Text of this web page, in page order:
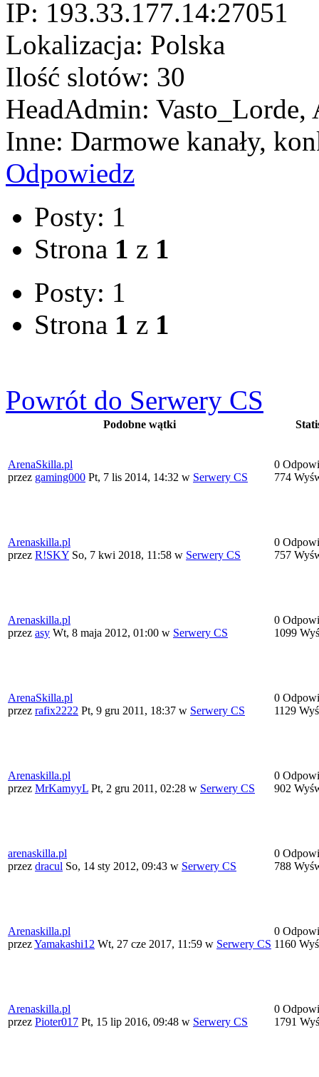
IP: 193.33.177.14:27051
Lokalizacja: Polska
Ilość slotów: 30
HeadAdmin:
Inne: Darmowe kanały,
Odpowiedz
Posty: 1
Strona 1 z 1
Posty: 1
Strona 1 z 1
Powrót do Serwery CS
Podobne wątki
ArenaSkilla.pl
przez gaming000 Pt, 7 lis 2014, 14:32 w Serwery CS
0
774
Arenaskilla.pl
przez R!SKY So, 7 kwi 2018, 11:58 w Serwery CS
0
757
Arenaskilla.pl
przez asy Wt, 8 maja 2012, 01:00 w Serwery CS
0
1099
ArenaSkilla.pl
przez rafix2222 Pt, 9 gru 2011, 18:37 w Serwery CS
0
1129
Arenaskilla.pl
przez MrKamyyL Pt, 2 gru 2011, 02:28 w Serwery CS
0
902
arenaskilla.pl
przez dracul So, 14 sty 2012, 09:43 w Serwery CS
0
788
Arenaskilla.pl
przezYamakashi12 Wt, 27 cze 2017, 11:59 w Serwery CS
0
1160
Arenaskilla.pl
przez Pioter017 Pt, 15 lip 2016, 09:48 w Serwery CS
0
1791